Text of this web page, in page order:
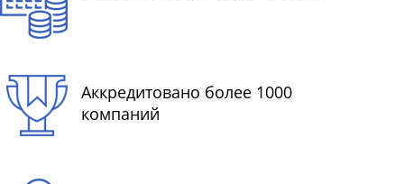
Аккредитовано более 1000
компаний